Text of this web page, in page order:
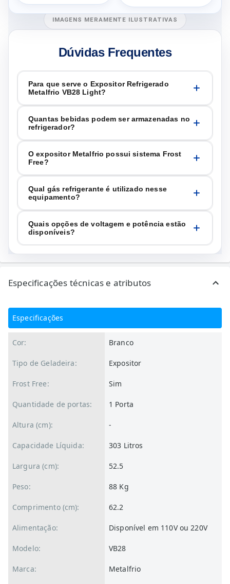
IMAGENS MERAMENTE ILUSTRATIVAS
Dúvidas Frequentes
Para que serve o Expositor Refrigerado
Metalfrio VB28 Light?
Quantas bebidas podem ser armazenadas no
refrigerador?
O expositor Metalfrio possui sistema Frost
Free?
Qual gás refrigerante é utilizado nesse
equipamento?
Quais opções de voltagem e potência estão
disponíveis?
Especificações técnicas e atributos
Especificações
Cor: Branco
Tipo de Geladeira: Expositor
Frost Free: Sim
Quantidade de portas: 1 Porta
Altura (cm): -
Capacidade Líquida: 303 Litros
Largura (cm): 52.5
Peso: 88 Kg
Comprimento (cm): 62.2
Alimentação: Disponível em 110V ou 220V
Modelo: VB28
Marca: Metalfrio